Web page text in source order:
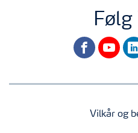
Følg
facebookyoutube
Vilkår og